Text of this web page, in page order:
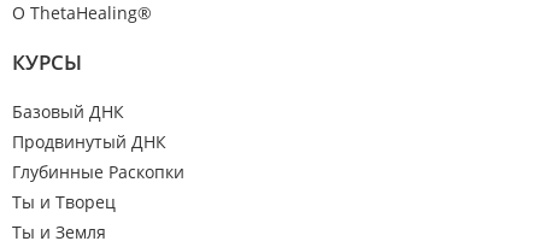
О ThetaHealing®
КУРСЫ
Базовый ДНК
Продвинутый ДНК
Глубинные Раскопки
Ты и Творец
Ты и Земля